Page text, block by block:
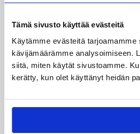
Tämä sivusto käyttää evästeitä
Käytämme evästeitä
kävijämäärämme analysoimiseen.
siitä, miten käytät sivustoamme.
kerätty, kun olet käyttänyt heidän